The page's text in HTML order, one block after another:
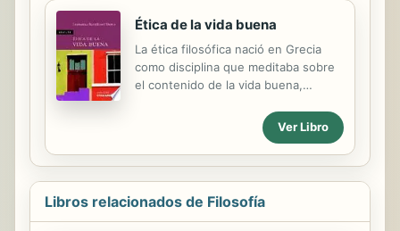
Ética de la vida buena
La ética filosófica nació en Grecia
como disciplina que meditaba sobre
el contenido de la vida buena,
entender el cometido de la ética ha
sido la dominante en la tradición
occidental. Pero desde finales del
esta disciplina se restringe
considerablemente. La vida buena y
Ver Libro
Libros relacionados de Filosofía